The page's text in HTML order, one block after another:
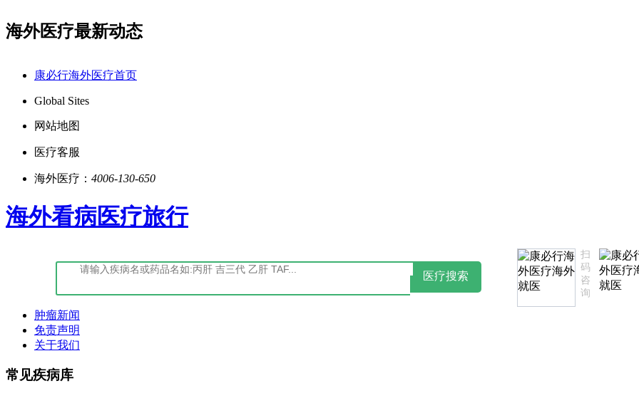
海外医疗最新动态
康必行海外医疗首页
Global Sites
网站地图
医疗客服
海外医疗： 4006-130-650
海外看病医疗旅行
医疗搜索
扫
码
咨
询
肿瘤新闻
免责声明
关于我们
常见疾病库